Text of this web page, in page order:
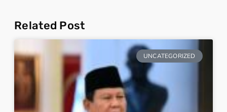
Related Post
UNCATEGORIZED